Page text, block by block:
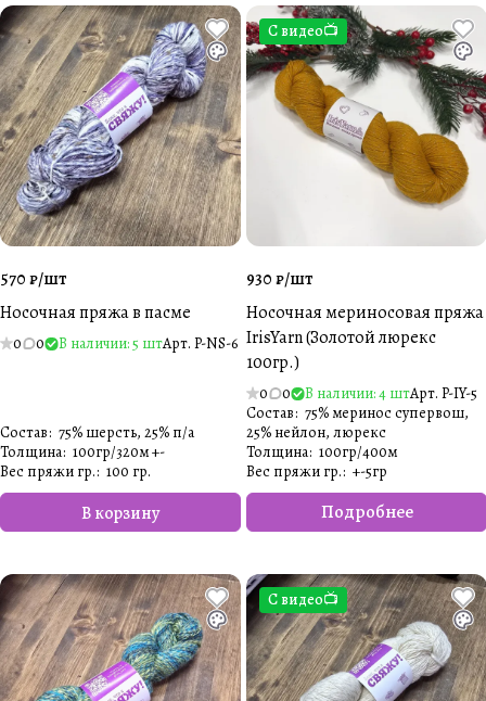
570 ₽/шт
Носочная пряжа в пасме
0 0 В наличии: 5 штАрт. P-NS-6
В корзину
Состав: 75% шерсть, 25% п/а
Толщина: 100гр/320м +-
Вес пряжи гр.: 100 гр.
С видео📺
930 ₽/шт
Носочная мериносовая пряжа
IrisYarn (Золотой люрекс
100гр.)
0 0 В наличии: 4 штАрт. P-IY-5
Подробнее
Состав: 75% меринос супервош,
25% нейлон, люрекс
Толщина: 100гр/400м
Вес пряжи гр.: +-5гр
С видео📺